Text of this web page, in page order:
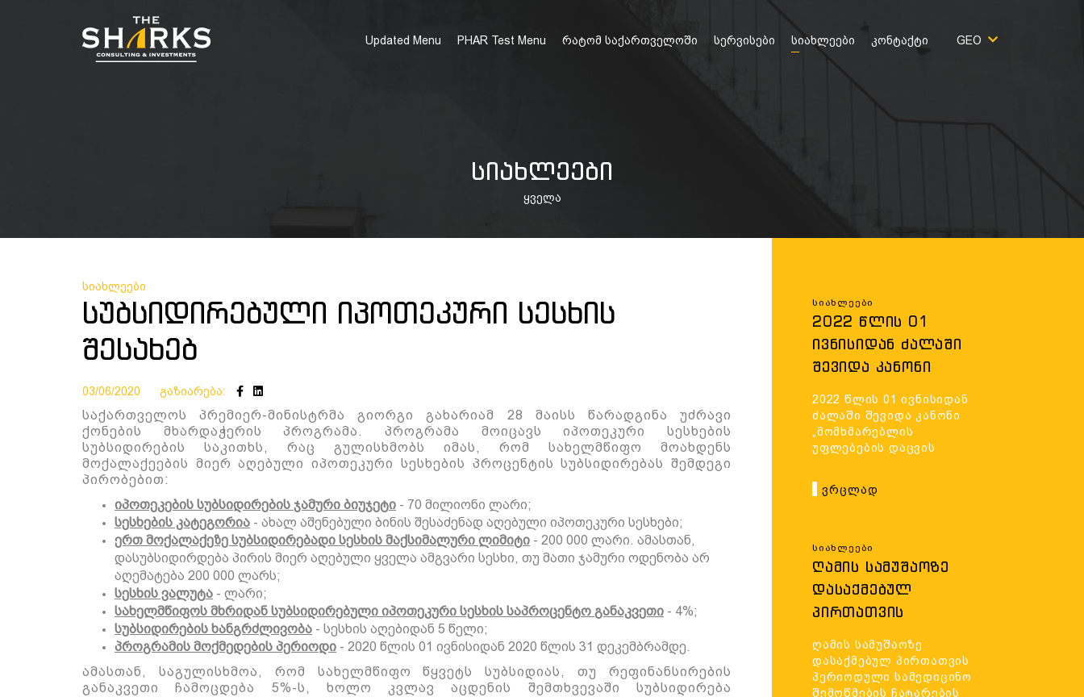
GEO
Updated Menu PHAR Test Menu რატომ საქართველოში სერვისები სიახლეები კონტაქტი
ᲡᲘᲐᲮᲚᲔᲔᲑᲘ
ყველა
სიახლეები
ᲡᲣᲑᲡᲘᲓᲘᲠᲔᲑᲣᲚᲘ ᲘᲞᲝᲗᲔᲙᲣᲠᲘ ᲡᲔᲡᲮᲘᲡ
ᲨᲔᲡᲐᲮᲔᲑ
03/06/2020 გაზიარება:
საქართველოსპრემიერ-მინისტრმა გიორგი გახარიამ 28 მაისს წარადგინა უძრავი
ქონების მხარდაჭერის პროგრამა. პროგრამა მოიცავს იპოთეკური სესხების
სუბსიდირების საკითხს, რაც გულისხმობს იმას, რომ სახელმწიფო მოახდენს
მოქალაქეების მიერ აღებული იპოთეკური სესხების პროცენტის სუბსიდირებას შემდეგი
პირობებით:
იპოთეკების სუბსიდირების ჯამური ბიუჯეტი - 70 მილიონი ლარი;
სესხების კატეგორია - ახალ აშენებული ბინის შესაძენად აღებული იპოთეკური სესხები;
ერთ მოქალაქეზე სუბსიდირებადი სესხის მაქსიმალური ლიმიტი - 200 000 ლარი. ამასთან,
დასუბსიდირდება პირის მიერ აღებული ყველა ამგვარი სესხი, თუ მათი ჯამური ოდენობა არ
აღემატება 200 000 ლარს;
სესხის ვალუტა - ლარი;
სახელმწიფოს მხრიდან სუბსიდირებული იპოთეკური სესხის საპროცენტო განაკვეთი - 4%;
სუბსიდირების ხანგრძლივობა - სესხის აღებიდან 5 წელი;
პროგრამის მოქმედების პერიოდი - 2020 წლის 01 ივნისიდან 2020 წლის 31 დეკემბრამდე.
ამასთან, საგულისხმოა, რომ სახელმწიფო წყვეტს სუბსიდიას, თუ რეფინანსირების
განაკვეთი ჩამოცდება 5%-ს, ხოლო კვლავ აცდენის შემთხვევაში სუბსიდირება
Სიახლეები
2022 ᲬᲚᲘᲡ 01
ᲘᲕᲜᲘᲡᲘᲓᲐᲜ ᲫᲐᲚᲐᲨᲘ
ᲨᲔᲕᲘᲓᲐ ᲙᲐᲜᲝᲜᲘ
ᲣᲤᲚᲔᲑᲔᲑᲘᲡ ᲓᲐᲪᲕᲘᲡ
ᲨᲔᲡᲐᲮᲔᲑ“
2022 წლის 01 ივნისიდან
ძალაში შევიდა კანონი
„მომხმარებლის
უფლებების დაცვის
Ვრცლად
Სიახლეები
ᲦᲐᲛᲘᲡ ᲡᲐᲛᲣᲨᲐᲝᲖᲔ
ᲓᲐᲡᲐᲥᲛᲔᲑᲣᲚ
ᲞᲘᲠᲗᲐᲗᲕᲘᲡ
ᲡᲐᲛᲔᲓᲘᲪᲘᲜᲝ
ᲨᲔᲛᲝᲬᲛᲔᲑᲘᲡ
ღამის სამუშაოზე
დასაქმებულ პირთათვის
პერიოდული სამედიცინო
შემოწმების ჩატარების